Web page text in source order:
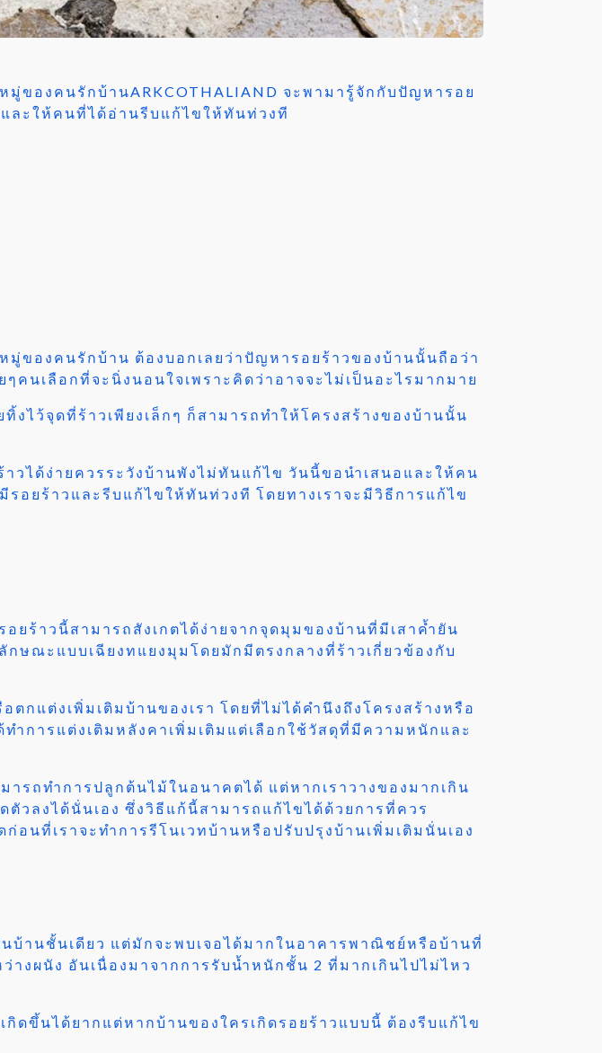
ของคนรักบ้านARKCOTHALIAND จะพามารู้จักกับปัญหารอย
ละให้คนที่ได้อ่านรีบแก้ไขให้ทันท่วงที
ของคนรักบ้าน ต้องบอกเลยว่าปัญหารอยร้าวของบ้านนั้นถือว่า
นเลือกที่จะนิ่งนอนใจเพราะคิดว่าอาจจะไม่เป็นอะไรมากมาย
ไว้จุดที่ร้าวเพียงเล็กๆ ก็สามารถทำให้โครงสร้างของบ้านนั้น
วได้ง่ายควรระวังบ้านพังไม่ทันแก้ไข วันนี้ขอนำเสนอและให้คน
อยร้าวและรีบแก้ไขให้ทันท่วงที โดยทางเราจะมีวิธีการแก้ไข
ยร้าวนี้สามารถสังเกตได้ง่ายจากจุดมุมของบ้านที่มีเสาค้ำยัน
ษณะแบบเฉียงทแยงมุมโดยมักมีตรงกลางที่ร้าวเกี่ยวข้องกับ
ตกแต่งเพิ่มเติมบ้านของเรา โดยที่ไม่ได้คำนึงถึงโครงสร้างหรือ
ำการแต่งเติมหลังคาเพิ่มเติมแต่เลือกใช้วัสดุที่มีความหนักและ
รถทำการปลูกต้นไม้ในอนาคตได้ แต่หากเราวางของมากเกิน
วลงได้นั่นเอง ซึ่งวิธีแก้นี้สามารถแก้ไขได้ด้วยการที่ควร
นที่เราจะทำการรีโนเวทบ้านหรือปรับปรุงบ้านเพิ่มเติมนั่นเอง
บ้านชั้นเดียว แต่มักจะพบเจอได้มากในอาคารพาณิชย์หรือบ้านที่
งผนัง อันเนื่องมาจากการรับน้ำหนักชั้น 2 ที่มากเกินไปไม่ไหว
ดขึ้นได้ยากแต่หากบ้านของใครเกิดรอยร้าวแบบนี้ ต้องรีบแก้ไข